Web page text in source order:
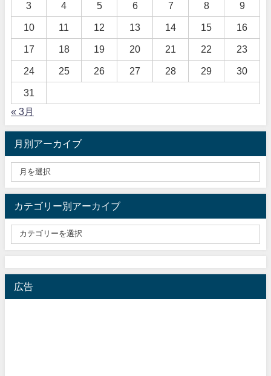
3 4 5 6 7 8 9
10 11 12 13 14 15 16
17 18 19 20 21 22 23
24 25 26 27 28 29 30
31
« 3月
月別アーカイブ
カテゴリー別アーカイブ
広告